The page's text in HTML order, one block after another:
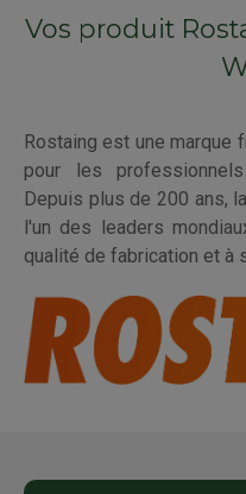
Vos produit
Rostaing est une marque
pour les
Depuis plus de 200 ans,
l'un des leaders
qualité de fabrication et à